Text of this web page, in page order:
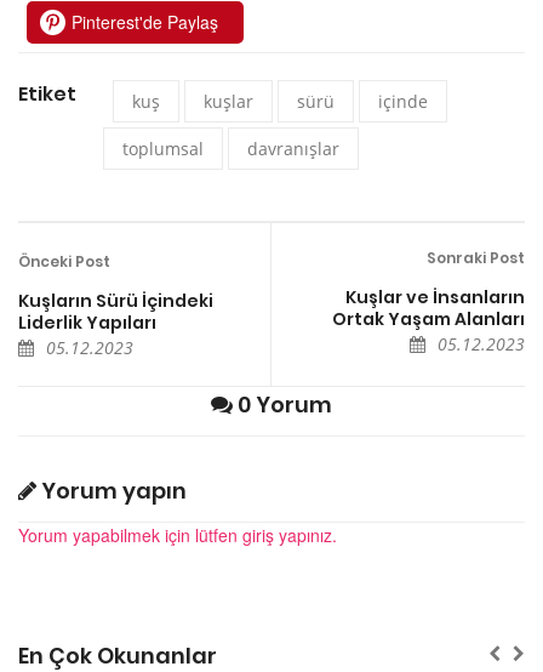
Pinterest'de Paylaş
Etiket kuş kuşlar sürü içinde
toplumsal davranışlar
Önceki Post
Kuşların Sürü İçindeki
Liderlik Yapıları
05.12.2023
Sonraki Post
Kuşlar ve İnsanların
Ortak Yaşam Alanları
05.12.2023
0 Yorum
Yorum yapın
Yorum yapabilmek için lütfen giriş yapınız.
En Çok Okunanlar